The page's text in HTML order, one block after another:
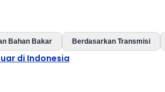
Bahan Bakar Berdasarkan Transmisi
di Indonesia